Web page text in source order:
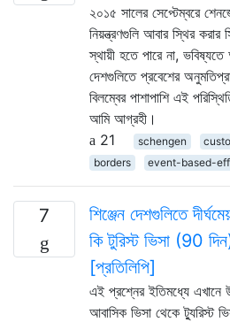
২০১৫ সালের সেপ্টেম্বরে
নিয়ন্ত্রণগুলি আবার স্থির
স্থায়ী হতে পারে না,
দেশগুলিতে প্রবেশের
বিলম্বের পাশাপাশি এই
আমি আগ্রহী।
21
schengen
borders
event-based-
7
শিঞ্জেন দেশগুলিতে
কি টুরিস্ট ভিসা (90
[প্রতিলিপি]
এই প্রশ্নের ইতিমধ্যে এখানে
আবাসিক ভিসা থেকে ট্যুরিস্ট